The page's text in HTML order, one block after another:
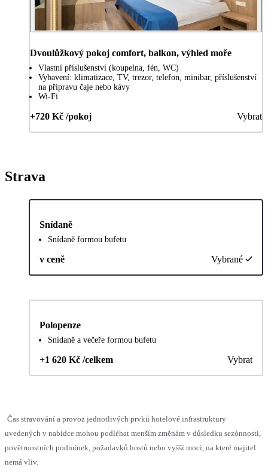
Dvoulůžkový pokoj comfort, balkon, výhled moře
Vlastní příslušenství (koupelna, fén, WC)
Vybavení: klimatizace, TV, trezor, telefon, minibar, příslušenství
na přípravu čaje nebo kávy
Wi-Fi
+720 Kč /pokoj Vybrat
Strava
Snídaně
Snídaně formou bufetu
v ceně Vybrané
Polopenze
Snídaně a večeře formou bufetu
+1 620 Kč /celkem Vybrat
Čas stravování a provoz jednotlivých prvků hotelové infrastruktury
uvedených v nabídce mohou podléhat menším změnám v důsledku sezónnosti,
povětrnostních podmínek, požadavků hostů nebo vyšší moci, na které majitel
nemá vliv.